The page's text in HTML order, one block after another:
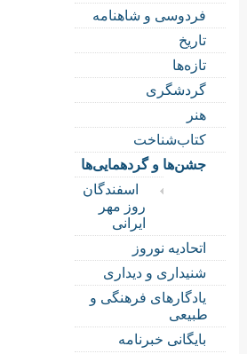
فردوسی و شاهنامه
تاریخ
تازه‌ها
گردشگری
هنر
کتاب‌شناخت
جشن‌ها و گردهمایی‌ها
اسفندگان
روز مهر
ایرانی
اتحادیه نوروز
شنیداری و دیداری
یادگارهای فرهنگی و
طبیعی
بایگانی خبرنامه